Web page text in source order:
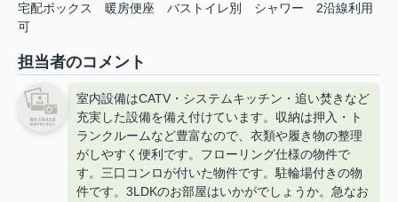
宅配ボックス 暖房便座 バストイレ別 シャワー
2沿線利用
可
担当者のコメント
室内設備はCATV・システムキッチン・追い焚きなど
充実した設備を備え付けています。収納は押入・ト
ランクルームなど豊富なので、衣類や履き物の整理
がしやすく便利です。フローリング仕様の物件で
す。三口コンロが付いた物件です。駐輪場付きの物
件です。3LDKのお部屋はいかがでしょうか。急なお